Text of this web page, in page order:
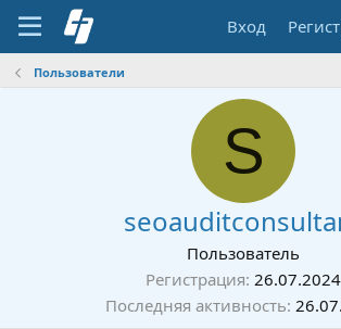
Вход
Пользователи
S
Пользователь
Регистрация 26.07.2024
Последняя активность